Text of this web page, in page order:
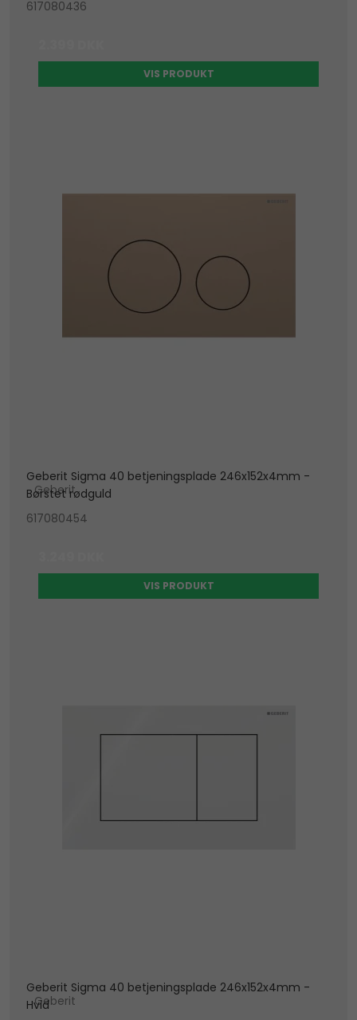
617080436
VIS PRODUKT
Geberit Sigma 40 betjeningsplade 246x152x4mm -
Børstet rødguld
Geberit
617080454
VIS PRODUKT
Geberit Sigma 40 betjeningsplade 246x152x4mm -
Hvid
Geberit